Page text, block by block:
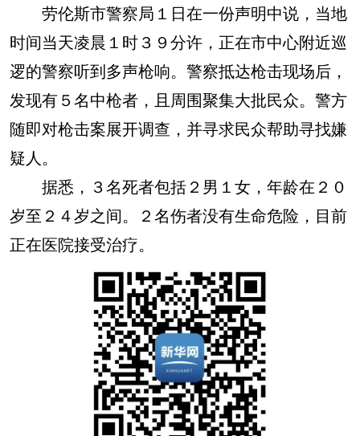
劳伦斯市警察局１日在一份声明中说，当地
时间当天凌晨１时３９分许，正在市中心附近巡
逻的警察听到多声枪响。警察抵达枪击现场后，
发现有５名中枪者，且周围聚集大批民众。警方
随即对枪击案展开调查，并寻求民众帮助寻找嫌
疑人。
据悉，３名死者包括２男１女，年龄在２０
岁至２４岁之间。２名伤者没有生命危险，目前
正在医院接受治疗。